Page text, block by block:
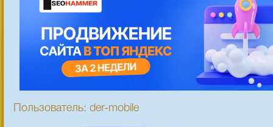
Пользователь: der-mobile